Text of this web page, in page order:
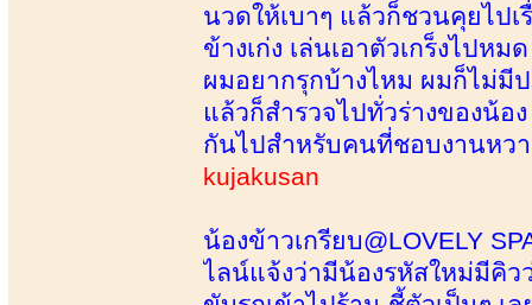
นวดให้เบาๆ แล้วก็ชวนคุยไป
ข้างเก่ง เล่นเอาตัวเกร็งไป
ผมอยากรุกบ้างไหม ผมก็ไม่มี
แล้วก็สำรวจไปทั่วร่างของน้อ
กันไปสำหรับคนที่ชอบงานหว
kujakusan
น้องข้าวเกรียบ@LOVELY
ไลน์แจ้งว่ามีน้องรหัสใหม่มีคิว